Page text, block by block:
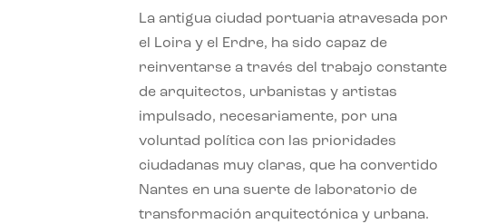
La antigua ciudad portuaria atravesada por
el Loira y el Erdre, ha sido capaz de
reinventarse a través del trabajo constante
de arquitectos, urbanistas y artistas
impulsado, necesariamente, por una
voluntad política con las prioridades
ciudadanas muy claras, que ha convertido
Nantes en una suerte de laboratorio de
transformación arquitectónica y urbana.